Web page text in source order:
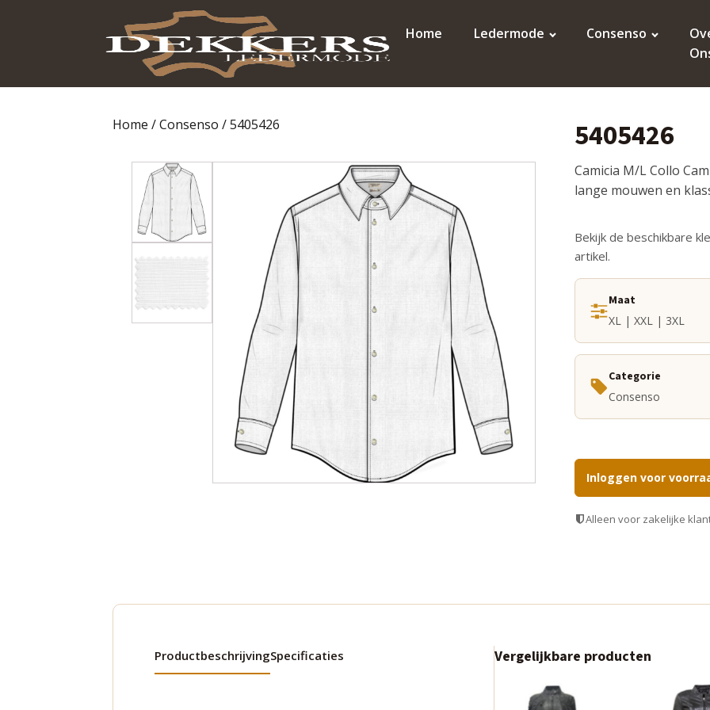
Home Ledermode Consenso
Home /Consenso / 5405426 5405426
Camicia M/L Collo
lange mouwen en
Bekijk de beschikbare
artikel.
Maat
XL | XXL | 3XL
Categorie
Consenso
Inloggen voor
Alleen voor zakelijke
ProductbeschrijvingSpecificaties Vergelijkbare producten
product
product